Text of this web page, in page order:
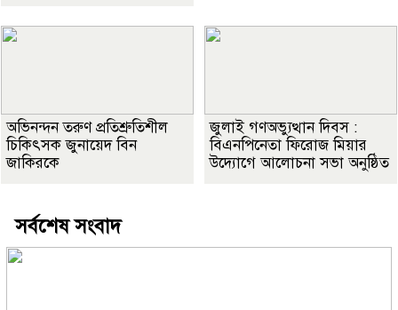
অভিনন্দন তরুণ প্রতিশ্রুতিশীল
চিকিৎসক জুনায়েদ বিন
জাকিরকে
জুলাই গণঅভ্যুত্থান দিবস :
বিএনপিনেতা ফিরোজ মিয়ার
উদ্যোগে আলোচনা সভা অনুষ্ঠিত
সর্বশেষ সংবাদ